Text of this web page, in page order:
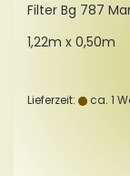
Fil­ter Bg 787
1,22m x 0,50m
Lieferzeit: ca. 1